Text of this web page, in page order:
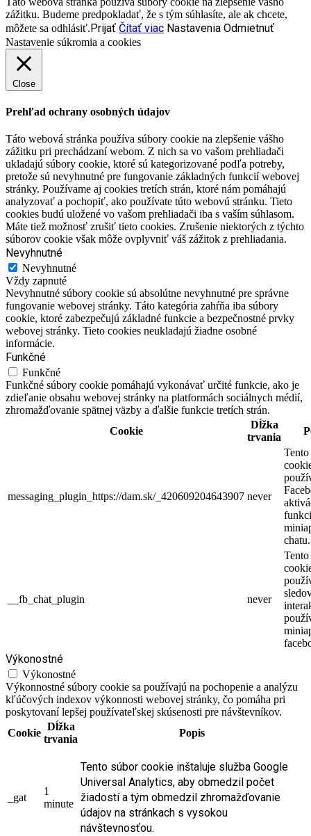
zážitku. Budeme predpokladať, že s tým súhlasíte, ale ak chcete,
môžete sa odhlásiť.Prijať Čítať viac Nastavenia Odmietnuť
Nastavenie súkromia a cookies
Close
Prehľad ochrany osobných údajov
Táto webová stránka používa súbory cookie na zlepšenie vášho
zážitku pri prechádzaní webom. Z nich sa vo vašom prehliadači
ukladajú súbory cookie, ktoré sú kategorizované podľa potreby,
pretože sú nevyhnutné pre fungovanie základných funkcií webovej
stránky. Používame aj cookies tretích strán, ktoré nám pomáhajú
analyzovať a pochopiť, ako používate túto webovú stránku. Tieto
cookies budú uložené vo vašom prehliadači iba s vaším súhlasom.
Máte tiež možnosť zrušiť tieto cookies. Zrušenie niektorých z týchto
súborov cookie však môže ovplyvniť váš zážitok z prehliadania.
Nevyhnutné
Nevyhnutné
Vždy zapnuté
Nevyhnutné súbory cookie sú absolútne nevyhnutné pre správne
fungovanie webovej stránky. Táto kategória zahŕňa iba súbory
cookie, ktoré zabezpečujú základné funkcie a bezpečnostné prvky
webovej stránky. Tieto cookies neukladajú žiadne osobné
informácie.
Funkčné
Funkčné
Funkčné súbory cookie pomáhajú vykonávať určité funkcie, ako je
zdieľanie obsahu webovej stránky na platformách sociálnych médií,
zhromažďovanie spätnej väzby a ďalšie funkcie tretích strán.
Cookie
Dĺžka
trvania
messaging_plugin_https://dam.sk/_420609204643907 never
chatu.
__fb_chat_plugin never
Výkonostné
Výkonostné
Výkonnostné súbory cookie sa používajú na pochopenie a analýzu
kľúčových indexov výkonnosti webovej stránky, čo pomáha pri
poskytovaní lepšej používateľskej skúsenosti pre návštevníkov.
Cookie
Dĺžka
trvania
Popis
_gat
1
minute
Tento súbor cookie inštaluje služba Google
Universal Analytics, aby obmedzil počet
žiadostí a tým obmedzil zhromažďovanie
údajov na stránkach s vysokou
návštevnosťou.